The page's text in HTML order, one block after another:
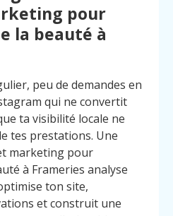
pour
la beauté à
peu de demandes en
qui ne convertit
ta visibilité locale ne
tes prestations. Une
marketing pour
à Frameries analyse
ton site,
et construit une